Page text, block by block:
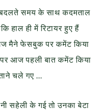
बदलते समय के साथ कदमताल
हाल ही में रिटायर हुए हैं
मैने फेसबुक पर कमेंट किया
आज पहली बात कमेंट किया
चले गए …
सहेली के गई तो उनका बेटा